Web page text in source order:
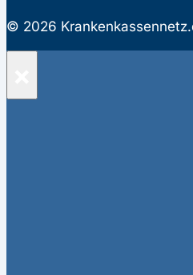
© 2026